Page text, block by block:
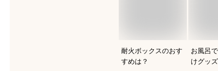
耐火ボックスのおす
すめは？
お風呂
けグッ